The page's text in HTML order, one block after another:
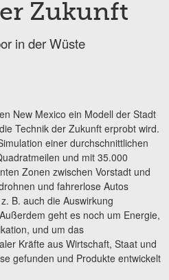
Zukunft
in der Wüste
New Mexico ein Modell der Stadt
Technik der Zukunft erprobt wird.
einer durchschnittlichen
und mit 35.000
Zonen zwischen Vorstadt und
und fahrerlose Autos
B. auch die Auswirkung
geht es noch um Energie,
und um das
Kräfte aus Wirtschaft, Staat und
gefunden und Produkte entwickelt